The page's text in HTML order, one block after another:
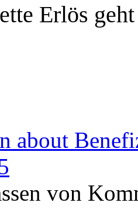
Erlös
about
von